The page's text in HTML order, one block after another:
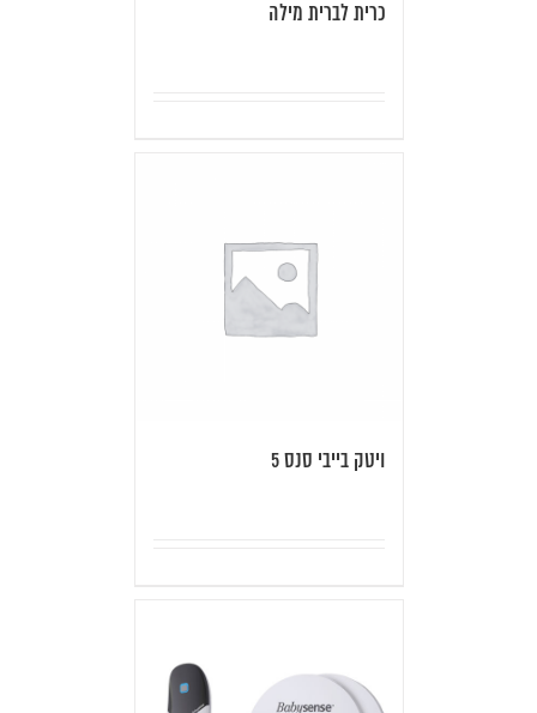
כרית לברית מילה
ויטק בייבי סנס 5